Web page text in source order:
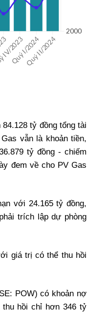
tỷ đồng tổng tài
vẫn là khoản tiền,
tỷ đồng - chiếm
đem về cho PV Gas
với 24.165 tỷ đồng,
trích lập dự phòng
giá trị có thể thu hồi
POW) có khoản nợ
hồi chỉ hơn 346 tỷ